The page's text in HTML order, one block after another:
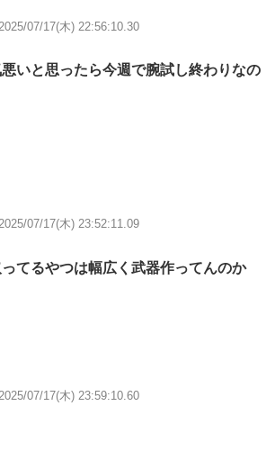
07/17(木) 22:56:10.30
いと思ったら今週で腕試し終わりなの
07/17(木) 23:52:11.09
てるやつは幅広く武器作ってんのか
07/17(木) 23:59:10.60